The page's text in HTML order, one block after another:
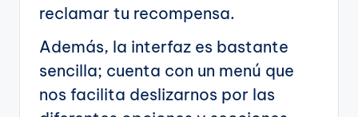
reclamar tu recompensa.
Además, la interfaz es bastante
sencilla; cuenta con un menú que
nos facilita deslizarnos por las